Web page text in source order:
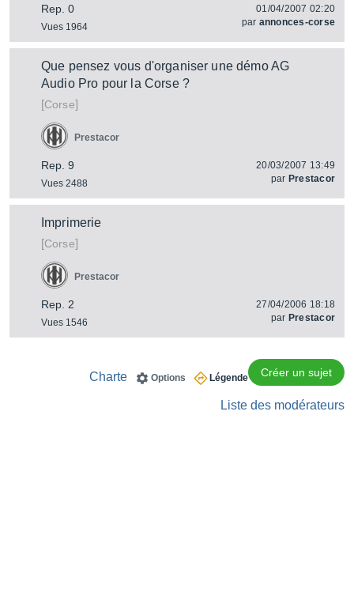
Rep. 0
Vues 1964
01/04/2007 02:20
par annonces-corse
Que pensez vous d'organiser une démo AG
Audio Pro pour la Corse ?
[Corse]
Rep. 9
Vues 2488
Prestacor
20/03/2007 13:49
par Prestacor
Imprimerie
[Corse]
Rep. 2
Vues 1546
Prestacor
27/04/2006 18:18
par Prestacor
Créer un sujet
Légende
Options
Charte
Liste des modérateurs